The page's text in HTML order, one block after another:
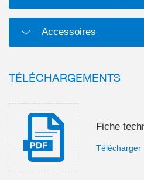
Accessoires
TÉLÉCHARGEMENTS
Fiche
Télécharger